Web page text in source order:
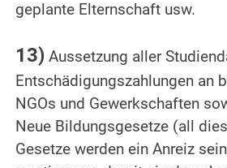
geplante Elternschaft usw.
13) Aussetzung aller
Entschädigungszahlungen an
NGOs und Gewerkschaften
Neue Bildungsgesetze (all
Gesetze werden ein Anreiz